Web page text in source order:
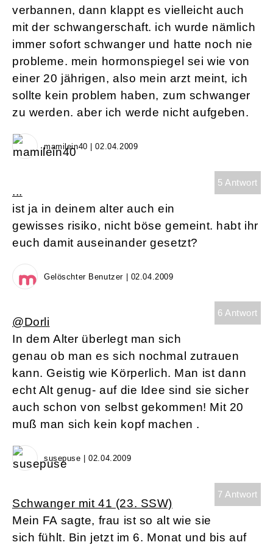
verbannen, dann klappt es vielleicht auch
mit der schwangerschaft. ich wurde nämlich
immer sofort schwanger und hatte noch nie
probleme. mein hormonspiegel sei wie von
einer 20 jährigen, also mein arzt meint, ich
sollte kein problem haben, zum schwanger
zu werden. aber ich werde nicht aufgeben.
mamilein40 | 02.04.2009
5 Antwort
...
ist ja in deinem alter auch ein
gewisses risiko, nicht böse gemeint. habt ihr
euch damit auseinander gesetzt?
Gelöschter Benutzer | 02.04.2009
6 Antwort
@Dorli
In dem Alter überlegt man sich
genau ob man es sich nochmal zutrauen
kann. Geistig wie Körperlich. Man ist dann
echt Alt genug- auf die Idee sind sie sicher
auch schon von selbst gekommen! Mit 20
muß man sich kein kopf machen .
susepuse | 02.04.2009
7 Antwort
Schwanger mit 41 (23. SSW)
Mein FA sagte, frau ist so alt wie sie
sich fühlt. Bin jetzt im 6. Monat und bis auf